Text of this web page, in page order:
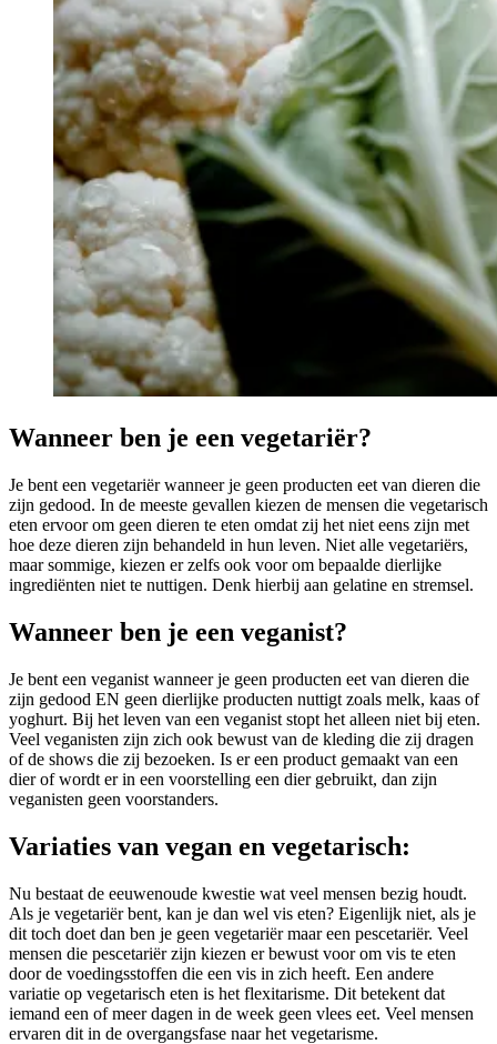
Wanneer ben je een vegetariër?
Je bent een vegetariër wanneer je geen producten eet van dieren die
zijn gedood. In de meeste gevallen kiezen de mensen die vegetarisch
eten ervoor om geen dieren te eten omdat zij het niet eens zijn met
hoe deze dieren zijn behandeld in hun leven. Niet alle vegetariërs,
maar sommige, kiezen er zelfs ook voor om bepaalde dierlijke
ingrediënten niet te nuttigen. Denk hierbij aan gelatine en stremsel.
Wanneer ben je een veganist?
Je bent een veganist wanneer je geen producten eet van dieren die
zijn gedood EN geen dierlijke producten nuttigt zoals melk, kaas of
yoghurt. Bij het leven van een veganist stopt het alleen niet bij eten.
Veel veganisten zijn zich ook bewust van de kleding die zij dragen
of de shows die zij bezoeken. Is er een product gemaakt van een
dier of wordt er in een voorstelling een dier gebruikt, dan zijn
veganisten geen voorstanders.
Variaties van vegan en vegetarisch:
Nu bestaat de eeuwenoude kwestie wat veel mensen bezig houdt.
Als je vegetariër bent, kan je dan wel vis eten? Eigenlijk niet, als je
dit toch doet dan ben je geen vegetariër maar een pescetariër. Veel
mensen die pescetariër zijn kiezen er bewust voor om vis te eten
door de voedingsstoffen die een vis in zich heeft. Een andere
variatie op vegetarisch eten is het flexitarisme. Dit betekent dat
iemand een of meer dagen in de week geen vlees eet. Veel mensen
ervaren dit in de overgangsfase naar het vegetarisme.